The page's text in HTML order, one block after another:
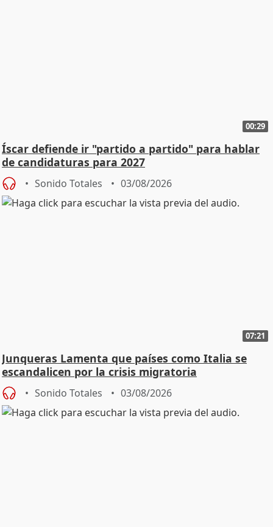
00:29
Íscar defiende ir "partido a partido" para hablar
de candidaturas para 2027
Sonido Totales 03/08/2026
07:21
Junqueras Lamenta que países como Italia se
escandalicen por la crisis migratoria
Sonido Totales 03/08/2026